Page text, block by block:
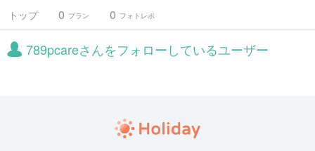
トップ プラン
0 フォトレポ
0
789pcareさんをフォローしているユーザー